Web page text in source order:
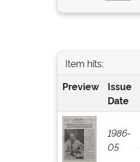
Item hits:
Preview
Issue
Date
1986-
05